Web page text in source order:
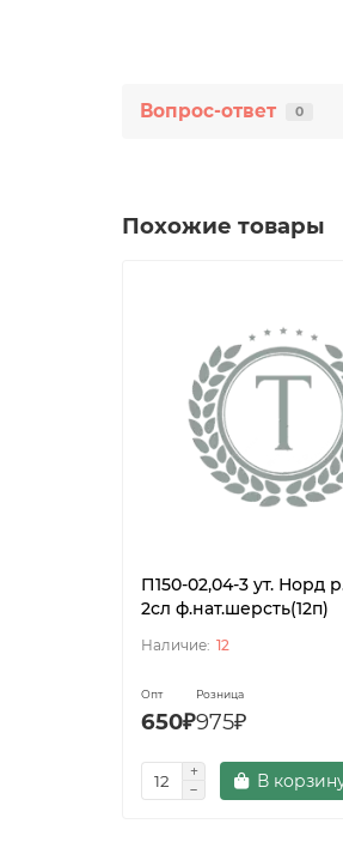
Вопрос-ответ 0
Похожие товары
П150-02,04-3 ут. Норд
2сл ф.нат.шерсть(12п)
12
Опт
650₽
Розница
975₽
В